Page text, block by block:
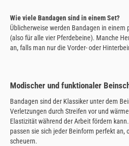
Wie viele Bandagen sind in einem Set?
Üblicherweise werden Bandagen in einem
(also für alle vier Pferdebeine). Manche
an, falls man nur die Vorder- oder
Modischer und funktionaler
Bandagen sind der Klassiker unter dem
Verletzungen durch Streifen vor und
Elastizität während der Arbeit fördern
passen sie sich jeder Beinform perfekt an,
scheuern.